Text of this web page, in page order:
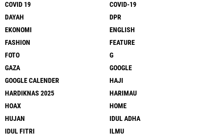
COVID 19
COVID-19
DAYAH
DPR
EKONOMI
ENGLISH
FASHION
FEATURE
FOTO
G
GAZA
GOOGLE
GOOGLE CALENDER
HAJI
HARDIKNAS 2025
HARIMAU
HOAX
HOME
HUJAN
IDUL ADHA
IDUL FITRI
ILMU